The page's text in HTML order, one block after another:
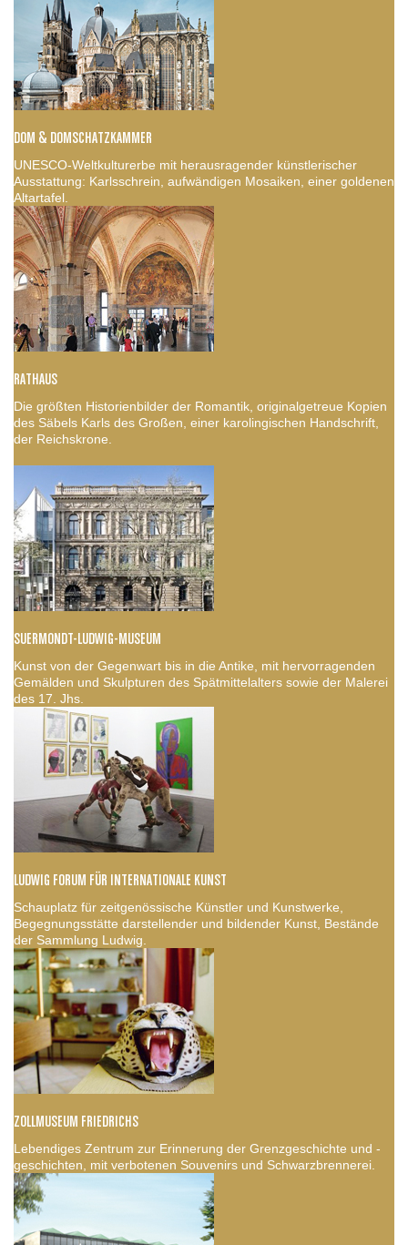
DOM & DOMSCHATZKAMMER
UNESCO-Weltkulturerbe mit herausragender künstlerischer
Ausstattung: Karlsschrein, aufwändigen Mosaiken, einer goldenen
Altartafel.
RATHAUS
Die größten Historienbilder der Romantik, originalgetreue Kopien
des Säbels Karls des Großen, einer karolingischen Handschrift,
der Reichskrone.
SUERMONDT-LUDWIG-MUSEUM
Kunst von der Gegenwart bis in die Antike, mit hervorragenden
Gemälden und Skulpturen des Spätmittelalters sowie der Malerei
des 17. Jhs.
LUDWIG FORUM FÜR INTERNATIONALE KUNST
Schauplatz für zeitgenössische Künstler und Kunstwerke,
Begegnungsstätte darstellender und bildender Kunst, Bestände
der Sammlung Ludwig.
ZOLLMUSEUM FRIEDRICHS
Lebendiges Zentrum zur Erinnerung der Grenzgeschichte und -
geschichten, mit verbotenen Souvenirs und Schwarzbrennerei.